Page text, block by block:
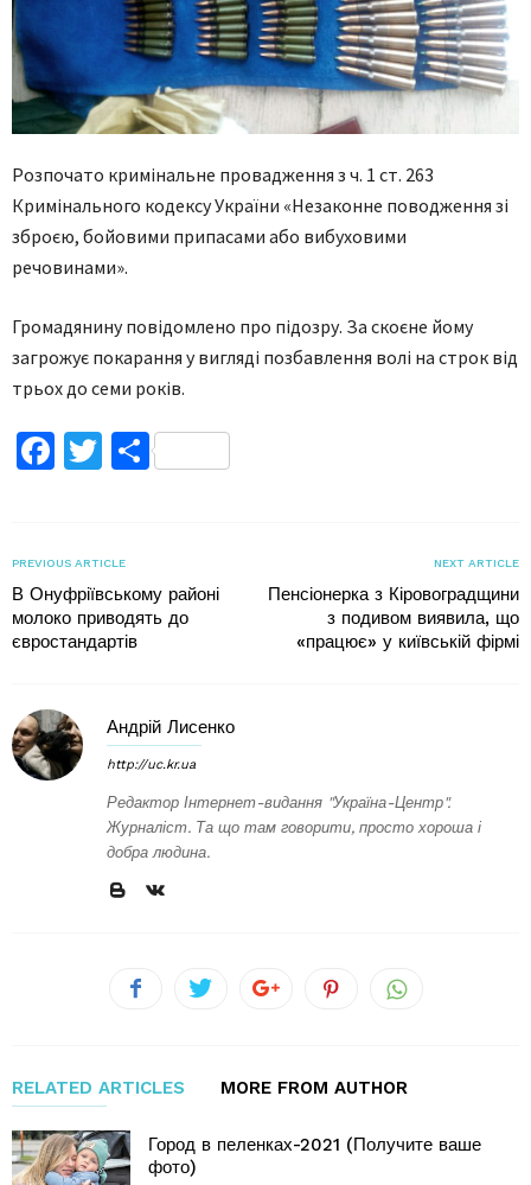
Розпочато кримінальне провадження з ч. 1 ст. 263
Кримінального кодексу України «Незаконне поводження зі
зброєю, бойовими припасами або вибуховими
речовинами».
Громадянину повідомлено про підозру. За скоєне йому
загрожує покарання у вигляді позбавлення волі на строк від
трьох до семи років.
Facebook
TwitterПоділитися
PREVIOUS ARTICLE
В Онуфріївському районі
молоко приводять до
євростандартів
NEXT ARTICLE
Пенсіонерка з Кіровоградщини
з подивом виявила, що
«працює» у київській фірмі
Андрій Лисенко
http://uc.kr.ua
Редактор Інтернет-видання "Україна-Центр".
Журналіст. Та що там говорити, просто хороша і
добра людина.
RELATED ARTICLES MORE FROM AUTHOR
Город в пеленках-2021 (Получите ваше
фото)